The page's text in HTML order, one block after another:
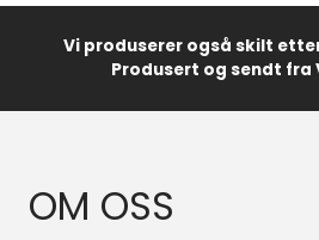
Vi produserer også skilt
Produsert og sendt
OM OSS